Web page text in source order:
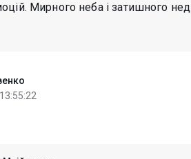
Мирного неба і затишного